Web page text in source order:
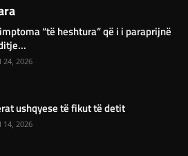
“të heshtura” që i i paraprijnë
24, 2026
ushqyese të fikut të detit
14, 2026